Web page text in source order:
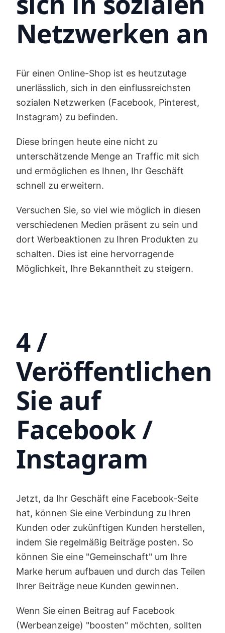
Netzwerken an
Für einen Online-Shop ist es heutzutage
unerlässlich, sich in den einflussreichsten
sozialen Netzwerken (Facebook, Pinterest,
Instagram) zu befinden.
Diese bringen heute eine nicht zu
unterschätzende Menge an Traffic mit sich
und ermöglichen es Ihnen, Ihr Geschäft
schnell zu erweitern.
Versuchen Sie, so viel wie möglich in diesen
verschiedenen Medien präsent zu sein und
dort Werbeaktionen zu Ihren Produkten zu
schalten. Dies ist eine hervorragende
Möglichkeit, Ihre Bekanntheit zu steigern.
4 /
Veröffentlichen
Sie auf
Facebook /
Instagram
Jetzt, da Ihr Geschäft eine Facebook-Seite
hat, können Sie eine Verbindung zu Ihren
Kunden oder zukünftigen Kunden herstellen,
indem Sie regelmäßig Beiträge posten. So
können Sie eine "Gemeinschaft" um Ihre
Marke herum aufbauen und durch das Teilen
Ihrer Beiträge neue Kunden gewinnen.
Wenn Sie einen Beitrag auf Facebook
(Werbeanzeige) "boosten" möchten, sollten